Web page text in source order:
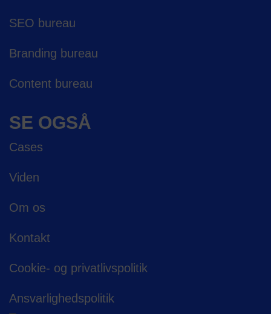
SEO bureau
Branding bureau
Content bureau
SE OGSÅ
Cases
Viden
Om os
Kontakt
Cookie- og privatlivspolitik
Ansvarligheds­politik